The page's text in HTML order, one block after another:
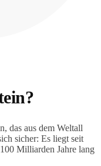
das aus dem Weltall
sicher: Es liegt seit
Milliarden Jahre lang